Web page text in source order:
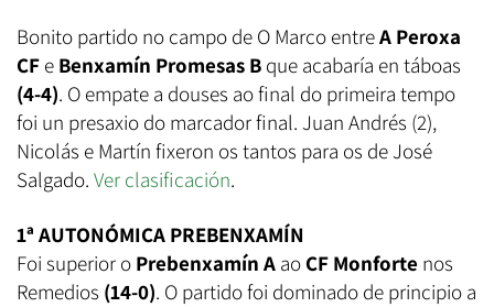
Bonito partido no campo de O Marco entreA Peroxa
CF e Benxamín Promesas B que acabaría en táboas
(4-4). O empate a douses ao final do primeira tempo
foi un presaxio do marcador final. Juan Andrés (2),
Nicolás e Martín fixeron os tantos para os de José
Salgado. Ver clasificación.
1ª AUTONÓMICA PREBENXAMÍN
Foi superior o Prebenxamín A ao CF Monforte nos
Remedios (14-0). O partido foi dominado de principio a